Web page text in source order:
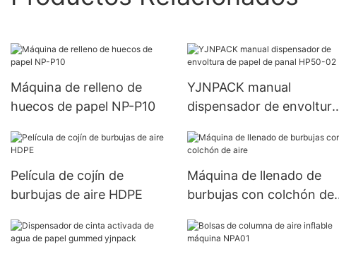
Máquina de relleno de
huecos de papel NP-P10
YJNPACK manual
dispensador de envoltura
02
Película de cojín de
burbujas de aire HDPE
Máquina de llenado de
burbujas con colchón de